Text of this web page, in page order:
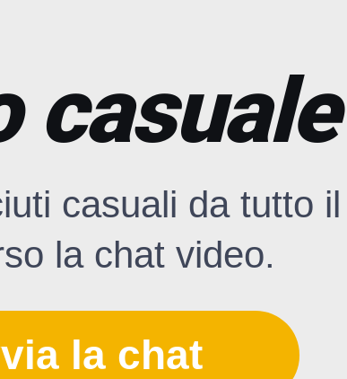
casuali da tutto
la chat video.
la chat